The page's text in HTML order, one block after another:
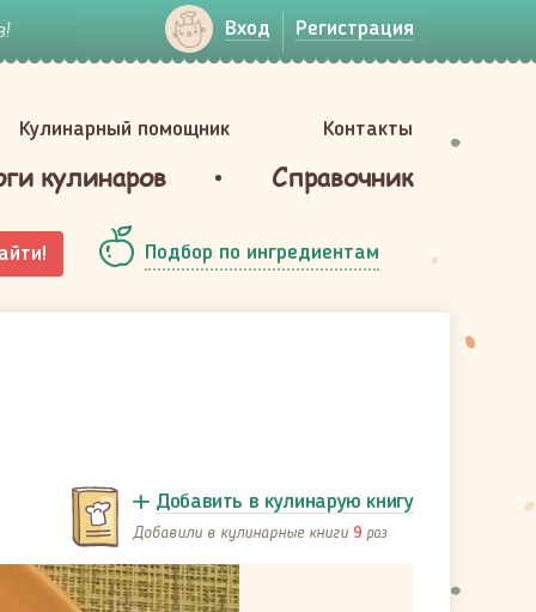
Вход Регистрация
Кулинарный помощник Контакты
кулинаров Справочник
Подбор по ингредиентам
Добавить в кулинарую книгу
Добавили в кулинарные книги 9 раз